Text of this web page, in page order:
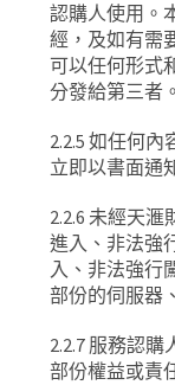
認購人使用。
經，及如有需
可以任何形式
分發給第三者。
2.2.5如任何內
立即以書面通
2.2.6未經天滙
進入、非法強
入、非法強行
部份的伺服器
2.2.7 服務認購
部份權益或責